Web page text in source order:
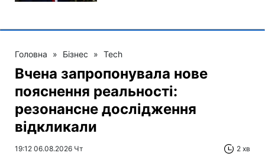
Головна » Бізнес » Tech
Вчена запропонувала нове
пояснення реальності:
резонансне дослідження
відкликали
19:12 06.08.2026 Чт 2 хв